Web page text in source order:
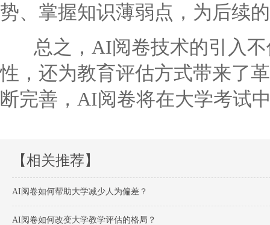
势、掌握知识薄弱点，为后续
总之，AI阅卷技术的引入不
性，还为教育评估方式带来了
断完善，AI阅卷将在大学考试
【相关推荐】
AI阅卷如何帮助大学减少人为偏差？
AI阅卷如何改变大学教学评估的格局？